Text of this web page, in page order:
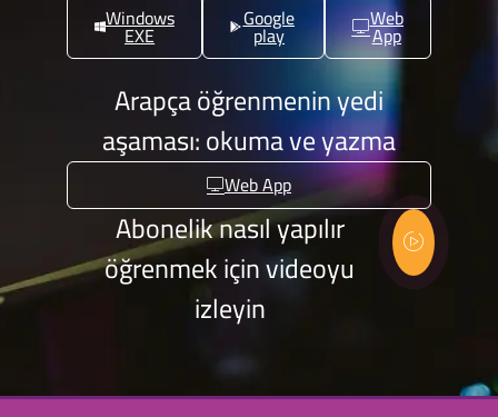
Windows
EXE
Google
play
Web
App
Arapça öğrenmenin yedi
aşaması: okuma ve yazma
Web App
Abonelik nasıl yapılır
öğrenmek için videoyu
izleyin